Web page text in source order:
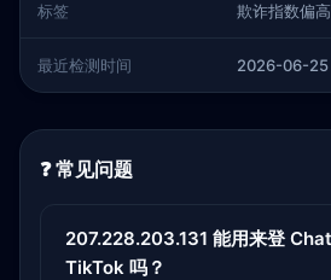
标签 欺诈指数偏高
最近检测时间 2026-06-25
❓ 常见问题
207.228.203.131 能用来登
TikTok 吗？